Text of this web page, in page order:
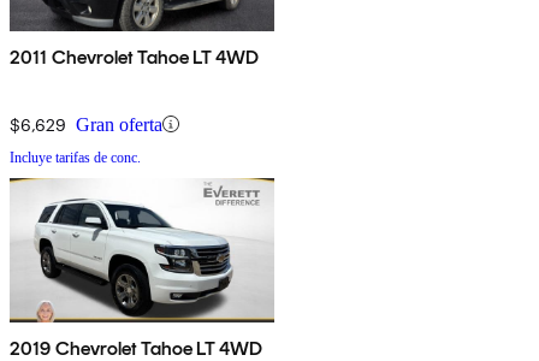
2011 Chevrolet Tahoe LT 4WD
$6,629 Gran oferta
Incluye tarifas de conc.
2019 Chevrolet Tahoe LT 4WD